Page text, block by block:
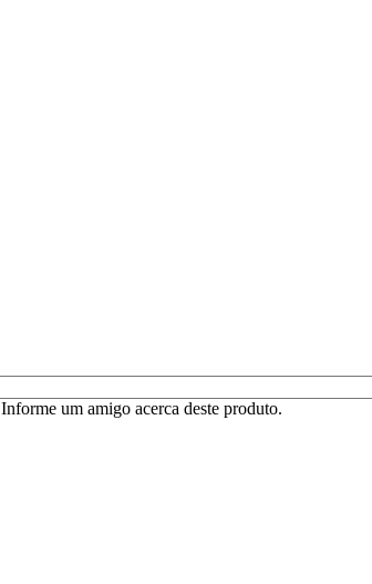
Informe um amigo acerca deste produto.